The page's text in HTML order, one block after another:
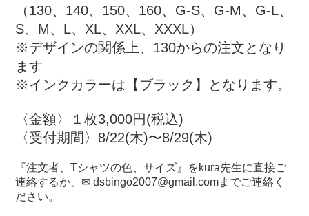
（130、140、150、160、G-S、G-M、G-L、
S、M、L、XL、XXL、XXXL）
※デザインの関係上、130からの注文となり
ます
※インクカラーは【ブラック】となります。
〈金額〉１枚3,000円(税込)
〈受付期間〉8/22(木)〜8/29(木)
『注文者、Tシャツの色、サイズ』をkura先生に直接ご
連絡するか、✉ dsbingo2007@gmail.comまでご連絡く
ださい。